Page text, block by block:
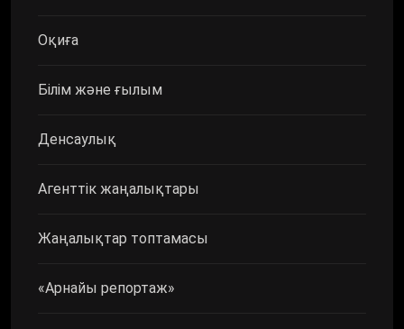
Оқиға
Білім және ғылым
Денсаулық
Агенттік жаңалықтары
Жаңалықтар топтамасы
«Арнайы репортаж»